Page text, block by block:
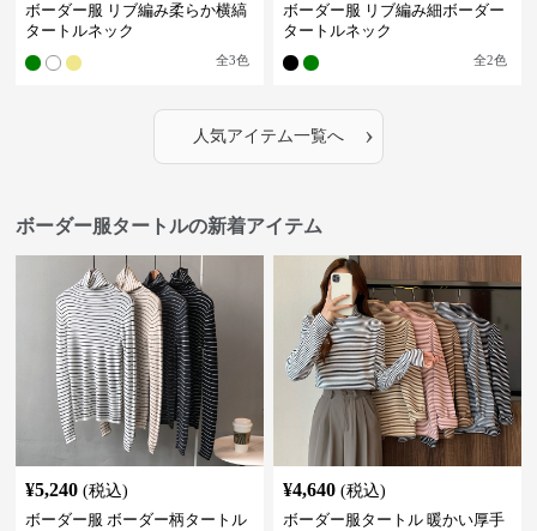
ボーダー服 リブ編み柔らか横縞
タートルネック
全3色
ボーダー服 リブ編み細ボーダー
タートルネック
全2色
人気アイテム一覧へ ›
ボーダー服タートルの新着アイテム
¥5,240 (税込)
ボーダー服 ボーダー柄タートル
¥4,640 (税込)
ボーダー服タートル 暖かい厚手